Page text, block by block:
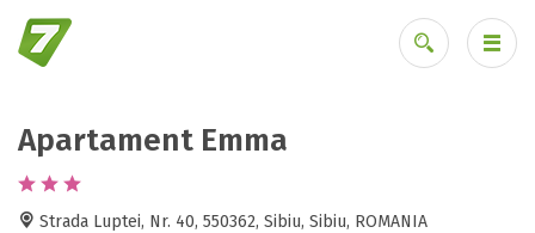
Apartament Emma
Strada Luptei, Nr. 40, 550362, Sibiu, Sibiu, ROMANIA